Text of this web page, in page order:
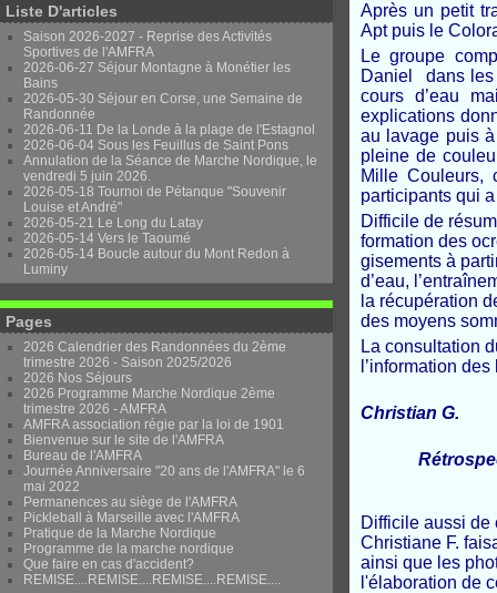
Liste D'articles
Saison 2026-2027 - Reprise des Activités
Sportives de l'AMFRA
2026-06-27 Séjour Montagne à Monétier les
Bains
2026-05-30 Séjour en Corse, une Semaine de
Randonnée
2026-06-11 De la Londe à la plage de l'Estagnol
2026-06-04 Sous les Feuillus de Saint Pons
Annulation de la Séance de Marche Nordique, le
vendredi 5 juin 2026.
2026-05-18 Tournoi de Pétanque "Souvenir
Louise et André"
2026-05-21 Le Long du Latay
2026-05-14 Vers le Taoumé
2026-05-14 Boucle autour du Mont Redon à
Luminy
Pages
2026 Calendrier des Randonnées du 2ème
trimestre 2026 - Saison 2025/2026
2026 Nos Séjours
2026 Programme Marche Nordique 2ème
trimestre 2026 - AMFRA
AMFRA association régie par la loi de 1901
Bienvenue sur le site de l'AMFRA
Bureau de l'AMFRA
Journée Anniversaire "20 ans de l'AMFRA" le 6
mai 2022
Permanences au siège de l'AMFRA
Pickleball à Marseille avec l'AMFRA
Pratique de la Marche Nordique
Programme de la marche nordique
Que faire en cas d'accident?
REMISE....REMISE....REMISE....REMISE....
Après un petit
Apt puis le
Le groupe
Daniel dans les
cours d’eau
explications
au lavage puis
pleine de
Mille Couleurs,
participants qui
Difficile de
formation des
gisements à
d’eau,
la récupération
des moyens
La consultation
l’information
Christian G.
Difficile aussi de
Christiane F.
ainsi que les
l'élaboration de